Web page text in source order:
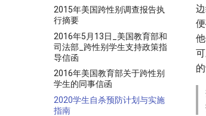
2015年美国跨性别调查报告执
行摘要
2016年5月13日_美国教育部和
司法部_跨性别学生支持政策指
导信函
2016年美国教育部关于跨性别
学生的同事信函
2020学生自杀预防计划与实施
指南